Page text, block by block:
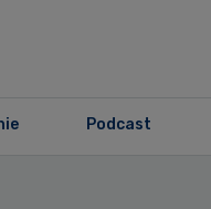
Podcast